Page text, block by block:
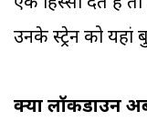
उनके स्ट्रेन को यहां
क्या लॉकडाउन